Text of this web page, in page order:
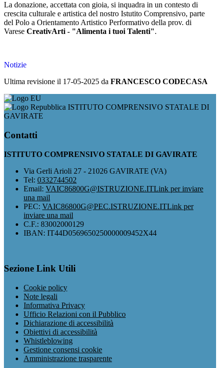
La donazione, accettata con gioia, si inquadra in un contesto di
crescita culturale e artistica del nostro Istutito Comprensivo, parte
del Polo a Orientamento Artistico Performativo della prov. di
Varese CreativArti - "Alimenta i tuoi Talenti".
Notizie
Ultima revisione il 17-05-2025 da FRANCESCO CODECASA
ISTITUTO COMPRENSIVO STATALE DI
GAVIRATE
Contatti
ISTITUTO COMPRENSIVO STATALE DI GAVIRATE
Via Gerli Arioli 27 - 21026 GAVIRATE (VA)
Tel: 0332744502
Email: VAIC86800G@ISTRUZIONE.ITLink per inviare
una mail
PEC: VAIC86800G@PEC.ISTRUZIONE.ITLink per
inviare una mail
C.F.: 83002000129
IBAN: IT44D0569650250000009452X44
Sezione Link Utili
Cookie policy
Note legali
Informativa Privacy
Ufficio Relazioni con il Pubblico
Dichiarazione di accessibilità
Obiettivi di accessibilità
Whistleblowing
Gestione consensi cookie
Amministrazione trasparente